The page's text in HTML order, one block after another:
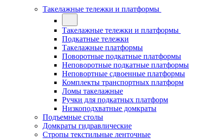
Такелажные тележки и платформы
Такелажные тележки и платформы
Подкатные тележки
Такелажные платформы
Поворотные подкатные платформы
Неповоротные подкатные платформы
Неповортные сдвоенные платформы
Комплекты транспортных платформ
Ломы такелажные
Ручки для подкатных платформ
Низкоподхватные домкраты
Подъемные столы
Домкраты гидравлические
Стропы текстильные ленточные